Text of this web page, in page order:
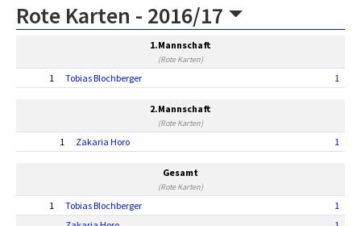
Rote Karten - 2016/17
1.Mannschaft
(Rote Karten)
1 Tobias Blochberger 1
2.Mannschaft
(Rote Karten)
1 Zakaria Horo 1
Gesamt
(Rote Karten)
1 Tobias Blochberger
1